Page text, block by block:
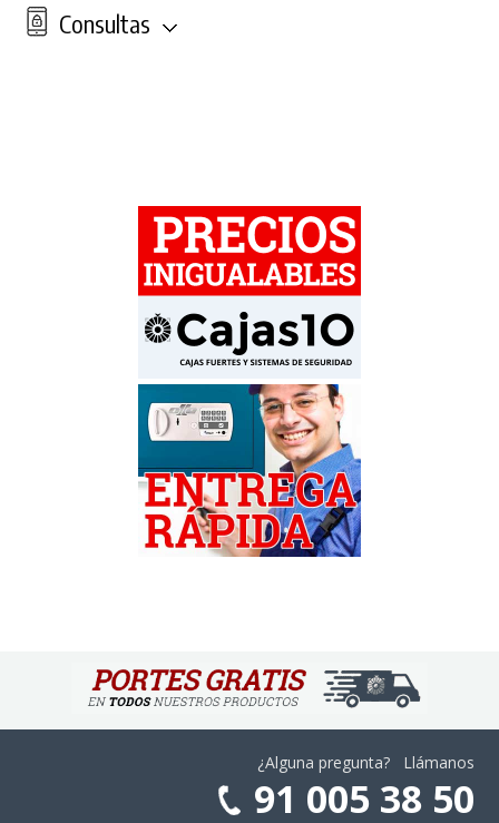
Consultas
¿Alguna pregunta? Llámanos
91 005 38 50